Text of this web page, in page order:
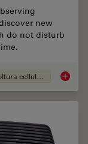
new
do not disturb
Organoidi + Coltura cellulare 3D